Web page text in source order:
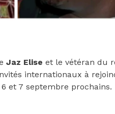
Jaz Elise et le vétéran du
internationaux à
et 7 septembre prochains.